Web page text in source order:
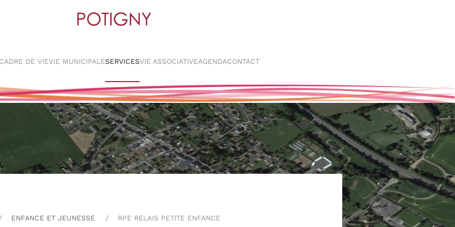
CADRE DE VIEVIE MUNICIPALESERVICESVIE ASSOCIATIVEAGENDACONTACT
ENFANCE ET JEUNESSE RPE RELAIS PETITE ENFANCE